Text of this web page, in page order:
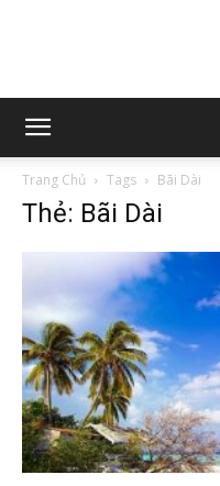
Trang Chủ Tags Bãi Dài
Thẻ: Bãi Dài